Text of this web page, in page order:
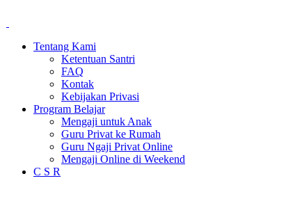
Tentang Kami
Ketentuan Santri
FAQ
Kontak
Kebijakan Privasi
Program Belajar
Mengaji untuk Anak
Guru Privat ke Rumah
Guru Ngaji Privat Online
Mengaji Online di Weekend
C S R